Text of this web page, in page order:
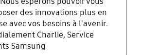
des innovations plus en
avec vos besoins à l'avenir.
Charlie, Service
Samsung